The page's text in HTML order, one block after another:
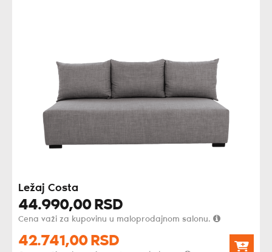
Ležaj Costa
44.990,00 RSD
Cena važi za kupovinu u maloprodajnom salonu.
42.741,00 RSD